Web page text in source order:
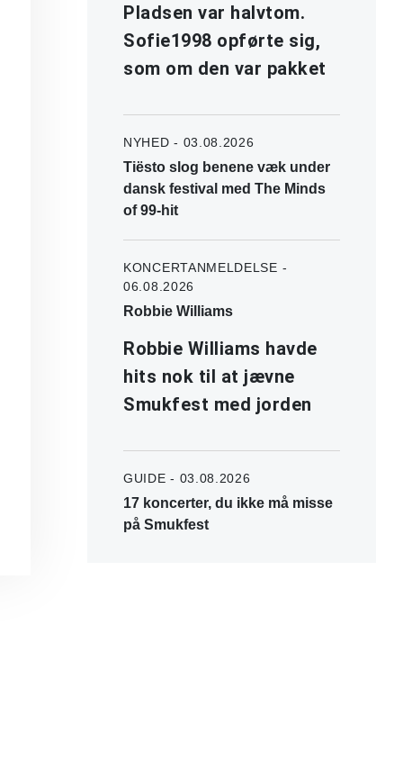
Pladsen var halvtom.
Sofie1998 opførte sig,
som om den var pakket
NYHED - 03.08.2026
Tiësto slog benene væk under
dansk festival med The Minds
of 99-hit
KONCERTANMELDELSE -
06.08.2026
Robbie Williams
Robbie Williams havde
hits nok til at jævne
Smukfest med jorden
GUIDE - 03.08.2026
17 koncerter, du ikke må misse
på Smukfest